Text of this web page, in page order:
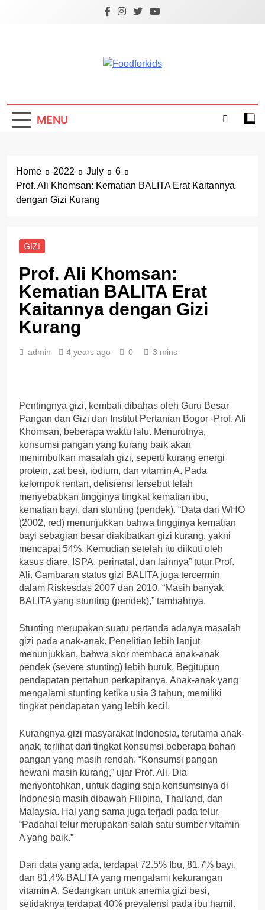
MENU
Home 2022 July
6
Prof. Ali Khomsan: Kematian BALITA Erat Kaitannya
dengan Gizi Kurang
GIZI
Prof. Ali Khomsan:
Kematian BALITA Erat
Kaitannya dengan Gizi
Kurang
admin 4 years ago 0 3 mins
Pentingnya gizi, kembali dibahas oleh Guru Besar
Pangan dan Gizi dari Institut Pertanian Bogor -Prof. Ali
Khomsan, beberapa waktu lalu. Menurutnya,
konsumsi pangan yang kurang baik akan
menimbulkan masalah gizi, seperti kurang energi
protein, zat besi, iodium, dan vitamin A. Pada
kelompok rentan, defisiensi tersebut telah
menyebabkan tingginya tingkat kematian ibu,
kematian bayi, dan stunting (pendek). “Data dari WHO
(2002, red) menunjukkan bahwa tingginya kematian
bayi sebagian besar diakibatkan gizi kurang, yakni
mencapai 54%. Kemudian setelah itu diikuti oleh
kasus diare, ISPA, perinatal, dan lainnya” tutur Prof.
Ali. Gambaran status gizi BALITA juga tercermin
dalam Riskesdas 2007 dan 2010. “Masih banyak
BALITA yang stunting (pendek),” tambahnya.
Stunting merupakan suatu pertanda adanya masalah
gizi pada anak-anak. Penelitian lebih lanjut
menunjukkan, bahwa skor membaca anak-anak
pendek (severe stunting) lebih buruk. Begitupun
pendapatan pertahun perkapitanya. Anak-anak yang
mengalami stunting ketika usia 3 tahun, memiliki
tingkat pendapatan yang lebih kecil.
Kurangnya gizi masyarakat Indonesia, terutama anak-
anak, terlihat dari tingkat konsumsi beberapa bahan
pangan yang masih rendah. “Konsumsi pangan
hewani masih kurang,” ujar Prof. Ali. Dia
menyontohkan, untuk daging saja konsumsinya di
Indonesia masih dibawah Filipina, Thailand, dan
Malaysia. Hal yang sama juga terjadi pada telur.
“Padahal telur merupakan salah satu sumber vitamin
A yang baik.”
Dari data yang ada, terdapat 72.5% Ibu, 81.7% bayi,
dan 81.4% BALITA yang mengalami kekurangan
vitamin A. Sedangkan untuk anemia gizi besi,
setidaknya terdapat 40% prevalensi pada ibu hamil.